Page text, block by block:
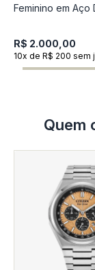
Feminino em Aço
R$ 2.000,00
10x de R$ 200 sem
Quem